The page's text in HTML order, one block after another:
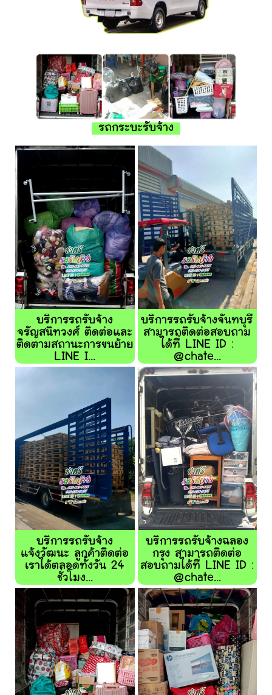
รถกระบะรับจ้าง
บริการรถรับจ้าง
จรัญสนิทวงศ์ ติดต่อและ
ติดตามสถานะการขนย้าย
LINE I...
บริการรถรับจ้างจันทบุรี
สามารถติดต่อสอบถาม
ได้ที่ LINE ID :
@chate...
บริการรถรับจ้าง
แจ้งวัฒนะ ลูกค้าติดต่อ
เราได้ตลอดทั้งวัน 24
ชั่วโมง...
บริการรถรับจ้างฉลอง
กรุง สามารถติดต่อ
สอบถามได้ที่ LINE ID :
@chate...